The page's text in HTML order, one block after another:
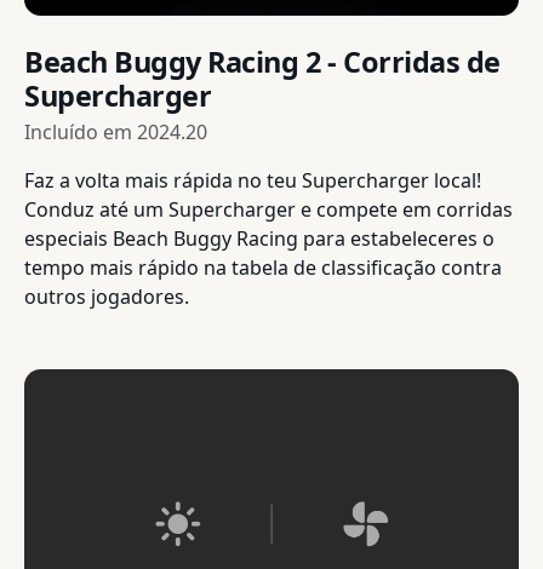
Beach Buggy Racing 2 - Corridas de
Supercharger
Incluído em 2024.20
Faz a volta mais rápida no teu Supercharger local!
Conduz até um Supercharger e compete em corridas
especiais Beach Buggy Racing para estabeleceres o
tempo mais rápido na tabela de classificação contra
outros jogadores.